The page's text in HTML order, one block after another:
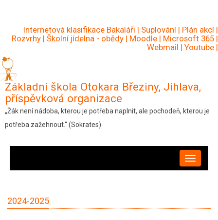
hlavnímuInternetová klasifikace Bakaláři | Suplování | Plán akcí |
Rozvrhy | Školní jídelna - obědy | Moodle | Microsoft 365 |
Webmail | Youtube |
Základní škola Otokara Březiny, Jihlava,
příspěvková organizace
„Žák není nádoba, kterou je potřeba naplnit, ale pochodeň, kterou je
potřeba zažehnout.“ (Sokrates)
2024-2025